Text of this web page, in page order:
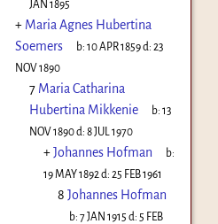
JAN 1895
+ Maria Agnes Hubertina
Soemers
b:10 APR 1859d:23
NOV 1890
7 Maria Catharina
Hubertina Mikkenie
b:13
NOV 1890d: 8 JUL 1970
+Johannes Hofman
b:
19 MAY 1892 d: 25 FEB 1961
8 Johannes Hofman
b:7 JAN 1915 d: 5 FEB